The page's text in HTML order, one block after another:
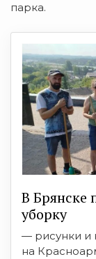
парка.
В Брянске
уборку
— рисунки и
на